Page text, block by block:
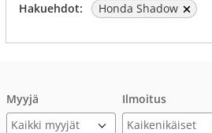
Hakuehdot: Honda Shadow
Myyjä
Kaikki myyjät
Ilmoitus